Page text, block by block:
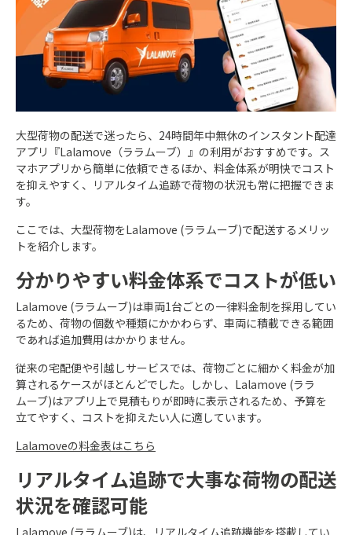
大型荷物の配送で迷ったら、24時間年中無休のインスタント配達
アプリ 『Lalamove（ララムーブ）』 の利用がおすすめです。ス
マホアプリから簡単に依頼できるほか、料金体系が明快でコスト
を抑えやすく、リアルタイム追跡で荷物の状況も常に把握できま
す。
ここでは、大型荷物をLalamove (ララムーブ)で配送するメリッ
トを紹介します。
分かりやすい料金体系でコストが低い
Lalamove (ララムーブ)は車両1台ごとの一律料金制を採用してい
るため、荷物の個数や種類にかかわらず、車両に積載できる範囲
であれば追加費用はかかりません。
従来の宅配便や引越しサービスでは、荷物ごとに細かく料金が加
算されるケースがほとんどでした。しかし、Lalamove (ララ
ムーブ)はアプリ上で見積もりが即時に表示されるため、予算を
立てやすく、コストを抑えたい人に適しています。
Lalamoveの料金表はこちら
リアルタイム追跡で大事な荷物の配送
状況を確認可能